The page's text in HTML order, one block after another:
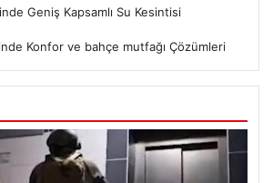
Geniş Kapsamlı Su Kesintisi
Konfor ve bahçe mutfağı Çözümleri